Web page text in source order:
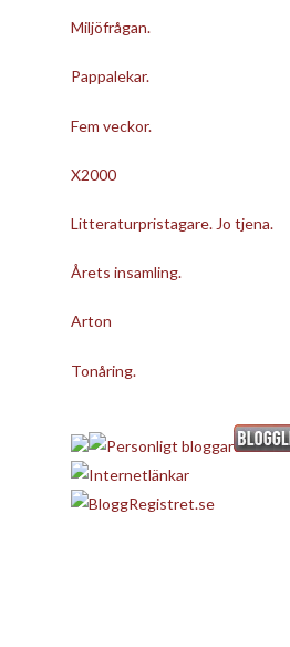
Miljöfrågan.
Pappalekar.
Fem veckor.
X2000
Litteraturpristagare. Jo tjena.
Årets insamling.
Arton
Tonåring.